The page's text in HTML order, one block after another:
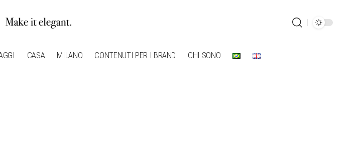
CASA MILANO CONTENUTI PER I BRAND CHI SONO